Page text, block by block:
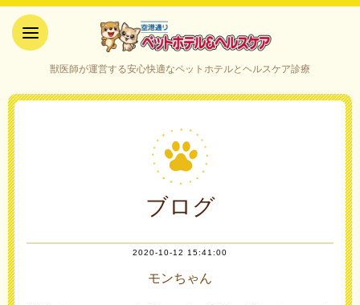
ケア｜山口県宇部市
獣医師が運営する安心快適なペットホテルとヘルスケア診療
ブログ
2020-10-12 15:41:00
モンちゃん